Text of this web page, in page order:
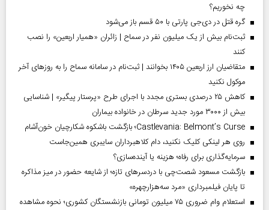
چه نخوریم؟
گره قتل در دی‌جی پارتی با ۵۰ قسم باز می‌شود
ثبت‌نام بیش از یک میلیون نفر در سماح | زائران «همیار اربعین» را نصب
کنند
متقاضیان ارز اربعین ۱۴۰۵ بخوانند | ثبت‌نام در سامانه سماح را به روز‌های آخر
موکول نکنید
کاهش ۲۵ درصدی بستری مجدد با اجرای طرح «پرستار پیگیر» | شناسایی
بیش از ۳۰۰۰ مورد جدید سرطان در خانواده بیماران
Castlevania: Belmont’s Curse؛ بازگشت باشکوه شکارچیان خون‌آشام
روی هر لینکی کلیک نکنید، دام کلاهبرداران سایبری همین‌جاست
سرمایه‌گذاری برای رفاه؛ هزینه یا آینده‌سازی؟
بازگشت مسعود شصت‌چی با دردسر‌های تازه؛ از شایعه حضور در میز مذاکره
تا پایان فیلمبرداری «مرد سه‌هزارچهره»
استعلام وام ضروری ۷۵ میلیون تومانی بازنشستگان کشوری؛ نحوه مشاهده